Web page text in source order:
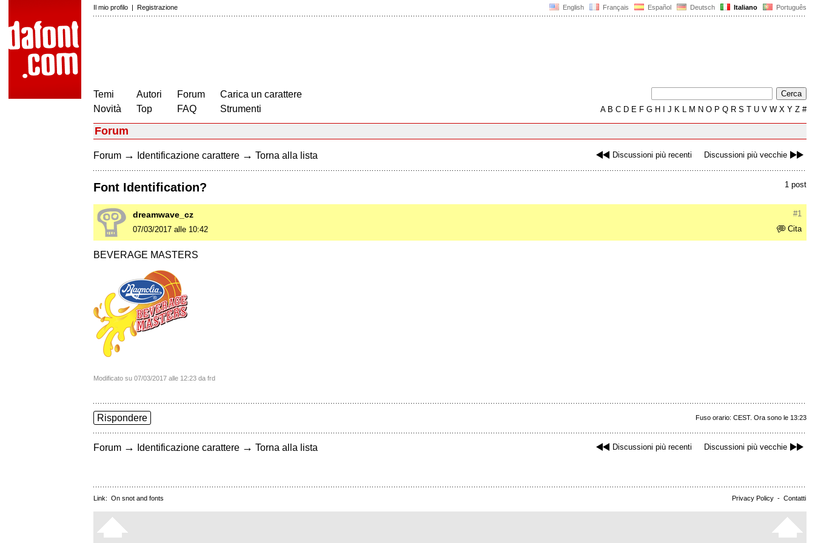
English Français Español Deutsch Italiano Português
Il mio profilo | Registrazione
Temi
Novità
Autori
Top
Forum
FAQ
Carica un carattere
Strumenti
AB C D E F G H J K L M N O P Q R S T U V W X Y Z #
Forum
Discussioni più recenti Discussioni più vecchie
Forum → Identificazione carattere → Torna alla lista
1 post
Font Identification?
#1
dreamwave_cz
Cita
07/03/2017 alle 10:42
BEVERAGE MASTERS
Modificato su 07/03/2017 alle 12:23 da frd
Fuso orario: CEST. Ora sono le 13:23
Rispondere
Discussioni più recenti Discussioni più vecchie
Forum → Identificazione carattere → Torna alla lista
Privacy Policy - Contatti
Link: On snot and fonts